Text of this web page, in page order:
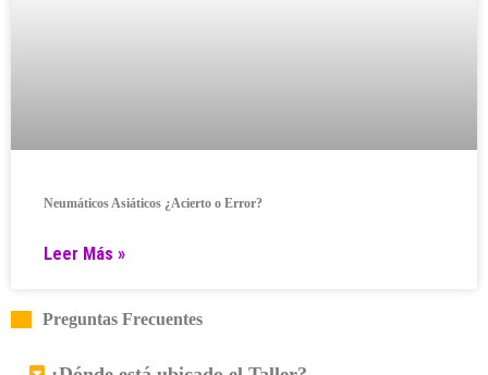
Neumáticos Asiáticos ¿Acierto o Error?
Leer Más »
Preguntas Frecuentes